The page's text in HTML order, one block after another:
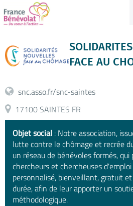
FACE AU
snc.asso.fr/snc-saintes
17100 SAINTES FR
Objet social : Notre association,
lutte contre le chômage et recrée
un réseau de bénévoles formés,
chercheurs et chercheuses
personnalisé, bienveillant, gratuit
durée, afin de leur apporter un
méthodologique.